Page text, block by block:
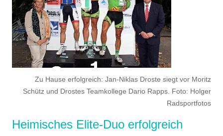
Zu Hause erfolgreich: Jan-Niklas Droste siegt vor Moritz
Schütz und Drostes Teamkollege Dario Rapps. Foto: Holger
Radsportfotos
Heimisches Elite-Duo erfolgreich